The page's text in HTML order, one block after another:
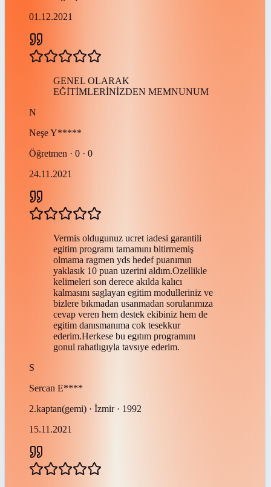
01.12.2021
GENEL OLARAK
EĞİTİMLERİNİZDEN MEMNUNUM
N
NeşeY*****
Öğretmen · 0 · 0
24.11.2021
Vermis oldugunuz ucret iadesi garantili
egitim programı tamamını bitirmemiş
olmama ragmen yds hedef puanımın
yaklasık 10 puan uzerini aldım.Ozellikle
kelimeleri son derece akılda kalıcı
kalmasını saglayan egitim modulleriniz ve
bizlere bıkmadan usanmadan sorularımıza
cevap veren hem destek ekibiniz hem de
egitim danısmanıma cok tesekkur
ederim.Herkese bu egıtım programını
gonul rahatlıgıyla tavsıye ederim.
S
Sercan E****
2.kaptan(gemi) · İzmir · 1992
15.11.2021